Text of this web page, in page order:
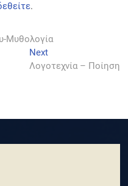
.
Μυθολογία
NextNext
post:
Λογοτεχνία – Ποίηση